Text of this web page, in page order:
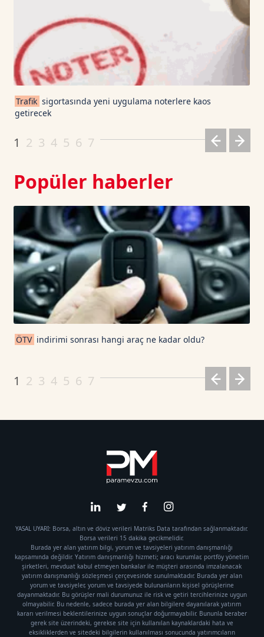
TRON TetherUS
Cardano TetherUS 0.2 4.55
Trafik sigortasında yeni uygulama noterlere kaos
getirecek
1 2 3 4 5 6 7
Popüler haberler
ÖTV indirimi sonrası hangi araç ne kadar oldu?
1 2 3 4 5 6 7
YASAL UYARI: Borsa, altın ve döviz verileri Matriks Data tarafından sağlanmaktadır.
Borsa verileri 15 dakika gecikmelidir.
Burada yer alan yatırım bilgi, yorum ve tavsiyeleri yatırım danışmanlığı
kapsamında değildir. Yatırım danışmanlığı hizmeti; aracı kurumlar, portföy yönetim
şirketleri, mevduat kabul etmeyen bankalar ile müşteri arasında imzalanacak
yatırım danışmanlığı sözleşmesi çerçevesinde sunulmaktadır. Burada yer alan
yorum ve tavsiyeler, yorum ve tavsiyede bulunanların kişisel görüşlerine
dayanmaktadır. Bu görüşler mali durumunuz ile risk ve getiri tercihlerinize uygun
olmayabilir. Bu nedenle, sadece burada yer alan bilgilere dayanılarak yatırım
kararı verilmesi beklentilerinize uygun sonuçlar doğurmayabilir. Bununla beraber
gerek site üzerindeki, gerekse site için kullanılan kaynaklardaki hata ve
eksikliklerden ve sitedeki bilgilerin kullanılması sonucunda yatırımcıların